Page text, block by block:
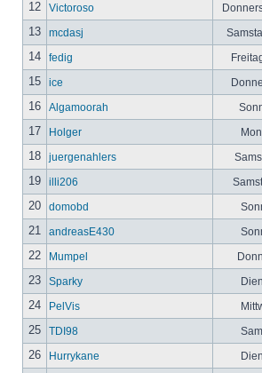
12 Victoroso
13 mcdasj
14 fedig
15 ice
16 Algamoorah
17 Holger
18 juergenahlers
19 illi206
20 domobd
21 andreasE430
22 Mumpel
23 Sparky
24 PelVis
25 TDI98
26 Hurrykane